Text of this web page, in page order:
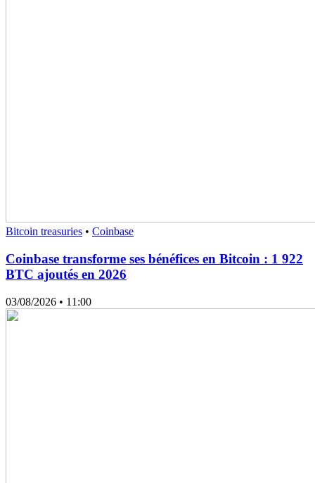
Bitcoin treasuries • Coinbase
Coinbase transforme ses bénéfices en Bitcoin : 1 922
BTC ajoutés en 2026
03/08/2026 • 11:00